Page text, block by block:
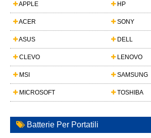
APPLE HP
ACER SONY
ASUS DELL
CLEVO LENOVO
MSI SAMSUNG
MICROSOFT TOSHIBA
Batterie Per Portatili